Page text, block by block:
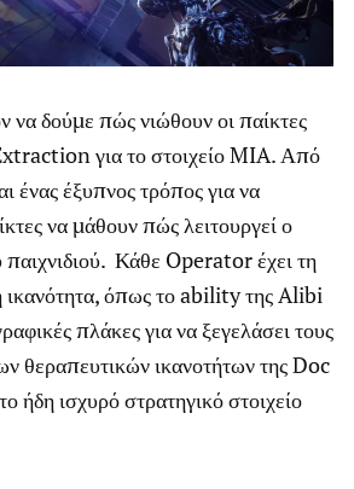
να δούμε πώς νιώθουν οι παίκτες
για το στοιχείο MIA. Από
ένας έξυπνος τρόπος για να
να μάθουν πώς λειτουργεί ο
Κάθε Operator έχει τη
ικανότητα, όπως το ability της Alibi
πλάκες για να ξεγελάσει τους
θεραπευτικών ικανοτήτων της Doc
ήδη ισχυρό στρατηγικό στοιχείο